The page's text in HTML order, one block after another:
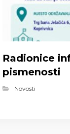
Radionice
pismenosti
Novosti